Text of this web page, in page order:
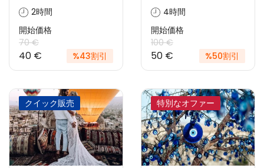
2時間
開始価格
70 €
40 € %43割引
4時間
開始価格
100 €
50 € %50割引
クイック販売 特別なオファー